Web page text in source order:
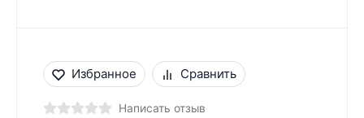
Избранное Сравнить
Написать отзыв